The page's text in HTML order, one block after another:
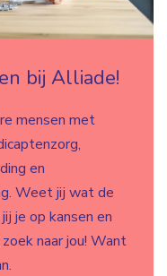
bij Alliade!
mensen met
en
Weet jij wat de
je op kansen en
naar jou! Want